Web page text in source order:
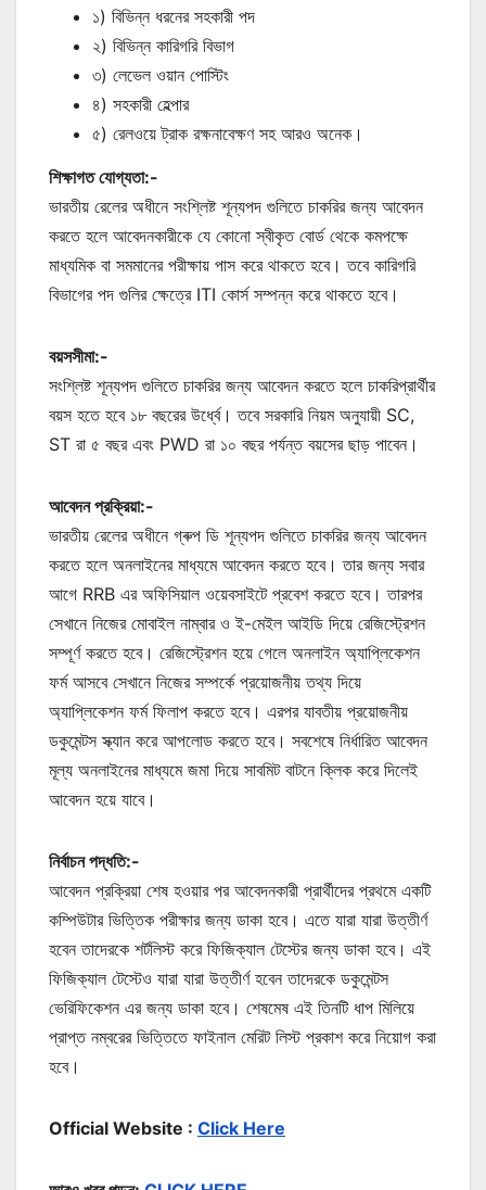
১) বিভিন্ন ধরনের সহকারী পদ
২) বিভিন্ন কারিগরি বিভাগ
৩) লেভেল ওয়ান পোস্টিং
৪) সহকারী হেল্পার
৫) রেলওয়ে ট্রাক রক্ষনাবেক্ষণ সহ আরও অনেক।
শিক্ষাগত যোগ্যতা:-
ভারতীয় রেলের অধীনে সংশ্লিষ্ট শূন্যপদ গুলিতে চাকরির জন্য আবেদন
করতে হলে আবেদনকারীকে যে কোনো স্বীকৃত বোর্ড থেকে কমপক্ষে
মাধ্যমিক বা সমমানের পরীক্ষায় পাস করে থাকতে হবে। তবে কারিগরি
বিভাগের পদ গুলির ক্ষেত্রে ITI কোর্স সম্পন্ন করে থাকতে হবে।
বয়সসীমা:-
সংশ্লিষ্ট শূন্যপদ গুলিতে চাকরির জন্য আবেদন করতে হলে চাকরিপ্রার্থীর
বয়স হতে হবে ১৮ বছরের উর্ধ্বে। তবে সরকারি নিয়ম অনুযায়ী SC,
ST রা ৫ বছর এবং PWD রা ১০ বছর পর্যন্ত বয়সের ছাড় পাবেন।
আবেদন প্রক্রিয়া:-
ভারতীয় রেলের অধীনে গ্ৰুপ ডি শূন্যপদ গুলিতে চাকরির জন্য আবেদন
করতে হলে অনলাইনের মাধ্যমে আবেদন করতে হবে। তার জন্য সবার
আগে RRB এর অফিসিয়াল ওয়েবসাইটে প্রবেশ করতে হবে। তারপর
সেখানে নিজের মোবাইল নাম্বার ও ই-মেইল আইডি দিয়ে রেজিস্ট্রেশন
সম্পূর্ণ করতে হবে। রেজিস্ট্রেশন হয়ে গেলে অনলাইন অ্যাপ্লিকেশন
ফর্ম আসবে সেখানে নিজের সম্পর্কে প্রয়োজনীয় তথ্য দিয়ে
অ্যাপ্লিকেশন ফর্ম ফিলাপ করতে হবে। এরপর যাবতীয় প্রয়োজনীয়
ডকুমেন্টস স্ক্যান করে আপলোড করতে হবে। সবশেষে নির্ধারিত আবেদন
মূল্য অনলাইনের মাধ্যমে জমা দিয়ে সাবমিট বাটনে ক্লিক করে দিলেই
আবেদন হয়ে যাবে।
নির্বাচন পদ্ধতি:-
আবেদন প্রক্রিয়া শেষ হওয়ার পর আবেদনকারী প্রার্থীদের প্রথমে একটি
কম্পিউটার ভিত্তিক পরীক্ষার জন্য ডাকা হবে। এতে যারা যারা উত্তীর্ণ
হবেন তাদেরকে শর্টলিস্ট করে ফিজিক্যাল টেস্টের জন্য ডাকা হবে। এই
ফিজিক্যাল টেস্টেও যারা যারা উত্তীর্ণ হবেন তাদেরকে ডকুমেন্টস
ভেরিফিকেশন এর জন্য ডাকা হবে। শেষমেষ এই তিনটি ধাপ মিলিয়ে
প্রাপ্ত নম্বরের ভিত্তিতে ফাইনাল মেরিট লিস্ট প্রকাশ করে নিয়োগ করা
হবে।
Official Website : Click Here